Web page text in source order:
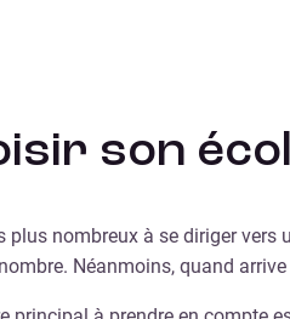
son
plus nombreux à se diriger vers
Néanmoins, quand